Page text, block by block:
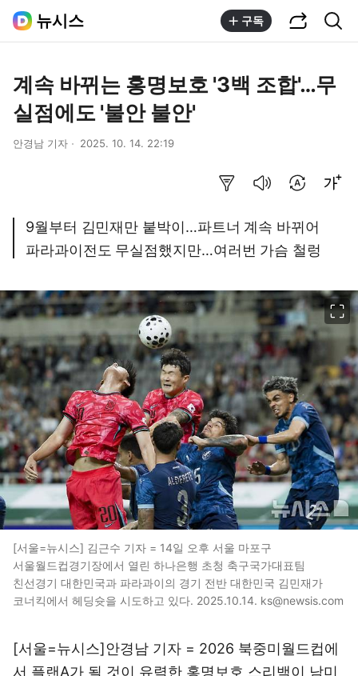
뉴시스 구독
계속 바뀌는 홍명보호 '3백 조합'…무
실점에도 '불안 불안'
안경남 기자 2025. 10. 14. 22:19
9월부터 김민재만 붙박이…파트너 계속 바뀌어
파라과이전도 무실점했지만…여러번 가슴 철렁
[서울=뉴시스] 김근수 기자 = 14일 오후 서울 마포구
서울월드컵경기장에서 열린 하나은행 초청 축구국가대표팀
친선경기 대한민국과 파라과이의 경기 전반 대한민국 김민재가
코너킥에서 헤딩슛을 시도하고 있다. 2025.10.14. ks@newsis.com
[서울=뉴시스]안경남 기자 = 2026 북중미월드컵에
서 플랜A가 될 것이 유력한 홍명보호 스리백이 남미